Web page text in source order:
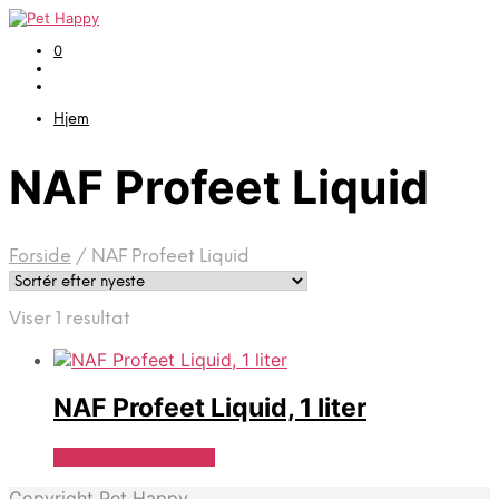
0
Hjem
NAF Profeet Liquid
Forside / NAF Profeet Liquid
Viser 1 resultat
NAF Profeet Liquid, 1 liter